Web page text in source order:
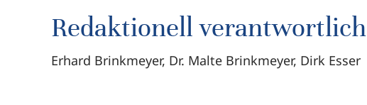
Redaktionell verantwortlich
Erhard Brinkmeyer, Dr. Malte Brinkmeyer, Dirk Esser